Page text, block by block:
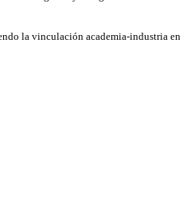
la vinculación academia-industria en